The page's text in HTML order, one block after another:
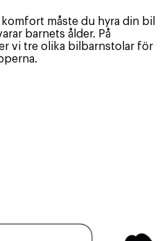
måste du hyra din bil
barnets ålder. På
vi tre olika bilbarnstolar för